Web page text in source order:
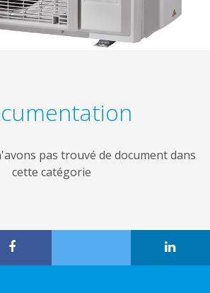
pas trouvé de document dans
cette catégorie